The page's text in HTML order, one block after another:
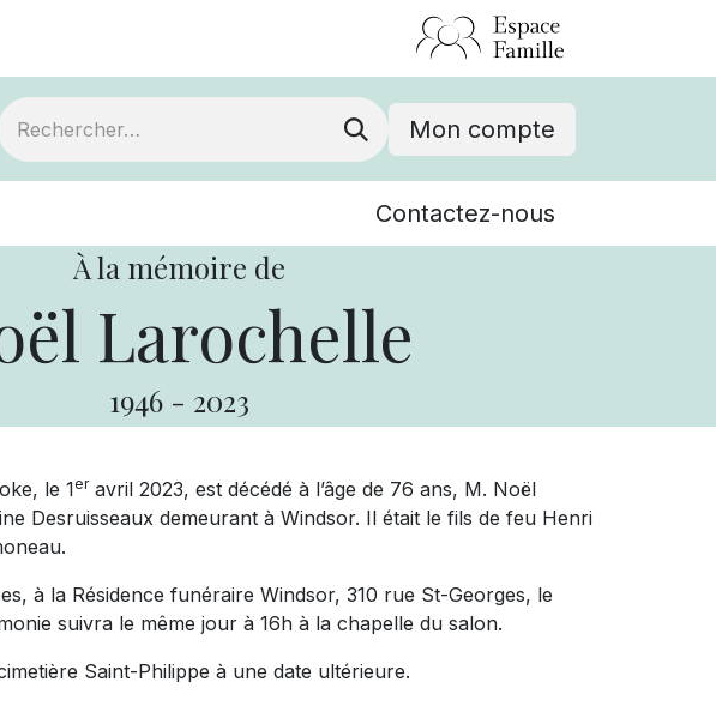
Mon compte
Événements
Contactez-nous
À la mémoire de
Larochelle
1946 - 2023
le 1eravril 2023, est décédé à l’âge de 76 ans, M. Noël
Desruisseaux demeurant à Windsor. Il était le fils de feu Henri
à la Résidence funéraire Windsor, 310 rue St-Georges, le
suivra le même jour à 16h à la chapelle du salon.
Saint-Philippe à une date ultérieure.